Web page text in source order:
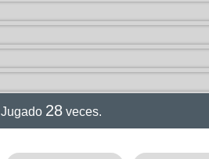
Jugado 28 veces.